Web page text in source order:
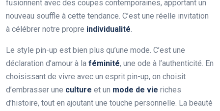
fusionnent avec des coupes contemporaines, apportant un
nouveau souffle à cette tendance. C’est une réelle invitation
à célébrer notre propre individualité.
Le style pin-up est bien plus qu’une mode. C’est une
déclaration d’amour à la féminité, une ode à l’authenticité. En
choisissant de vivre avec un esprit pin-up, on choisit
d’embrasser une culture et un mode de vie riches
d’histoire, tout en ajoutant une touche personnelle. La beauté